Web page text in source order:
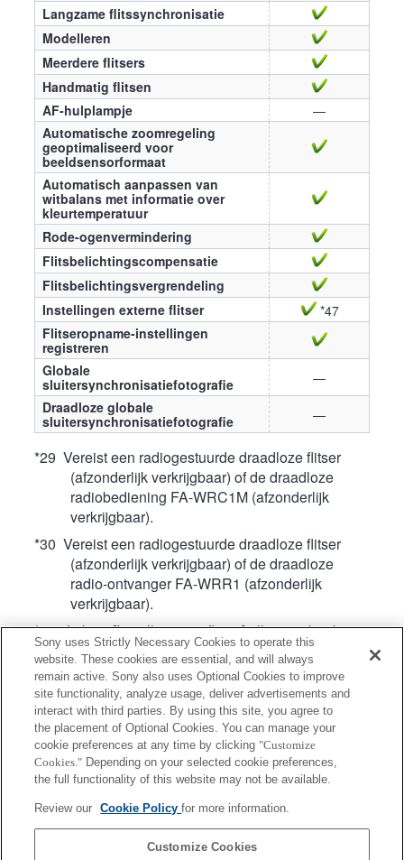
Langzame flitssynchronisatie
Modelleren
Meerdere flitsers
Handmatig flitsen
AF-hulplampje
—
Automatische zoomregeling
geoptimaliseerd voor
beeldsensorformaat
Automatisch aanpassen van
witbalans met informatie over
kleurtemperatuur
Rode-ogenvermindering
Flitsbelichtingscompensatie
Flitsbelichtingsvergrendeling
Instellingen externe flitser
*47
Flitseropname-instellingen
registreren
Globale
sluitersynchronisatiefotografie
—
Draadloze globale
sluitersynchronisatiefotografie
—
*29 Vereist een radiogestuurde draadloze flitser
(afzonderlijk verkrijgbaar) of de draadloze
radiobediening FA-WRC1M (afzonderlijk
verkrijgbaar).
*30 Vereist een radiogestuurde draadloze flitser
(afzonderlijk verkrijgbaar) of de draadloze
radio-ontvanger FA-WRR1 (afzonderlijk
verkrijgbaar).
*47 Je kunt [Instelling. ext. flitser] alleen gebruiken
wanneer de flitser rechtstreeks op de camera
is bevestigd. Je kunt deze functie niet
gebruiken bij opnamen met een externe flitser
die is aangesloten via een kabel.
*49 Kan niet worden gebruikt wanneer de
elektronische sluiter is ingeschakeld. (Op
camera's die Pixelverschuiving-multi-opname
elektronische sluiter is ingeschakeld tijdens
Pixelverschuiving-multi-opname.)
Sony uses Strictly Necessary Cookies to operate this
website. These cookies are essential, and will always
remain active. Sony also uses Optional Cookies to improve
site functionality, analyze usage, deliver advertisements and
interact with third parties. By using this site, you agree to
the placement of Optional Cookies. You can manage your
cookie preferences at any time by clicking "Customize
Cookies." Depending on your selected cookie preferences,
the full functionality of this website may not be available.
Review our Cookie Policyfor more information.
Customize Cookies